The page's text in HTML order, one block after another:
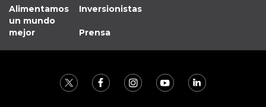
Alimentamos
un mundo
mejor
Inversionistas
Prensa